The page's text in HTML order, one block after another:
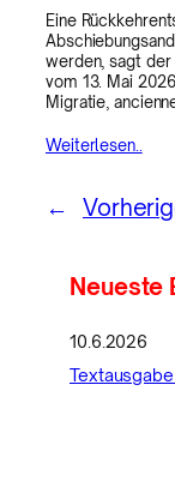
Eine
werden, sagt der
vom 13. Mai
Migratie,
Weiterlesen..
←
Neueste
10.6.2026